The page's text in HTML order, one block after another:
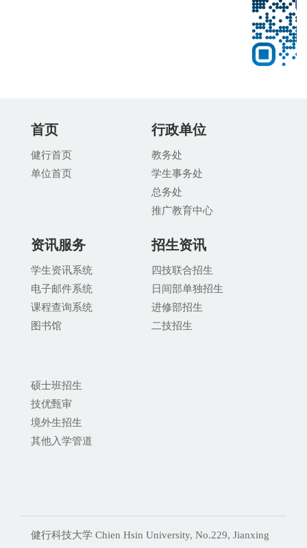
首页
健行首页
单位首页
行政单位
教务处
学生事务处
总务处
推广教育中心
资讯服务
学生资讯系统
电子邮件系统
课程查询系统
图书馆
招生资讯
四技联合招生
日间部单独招生
进修部招生
二技招生
硕士班招生
技优甄审
境外生招生
其他入学管道
健行科技大学 Chien Hsin University, No.229, Jianxing